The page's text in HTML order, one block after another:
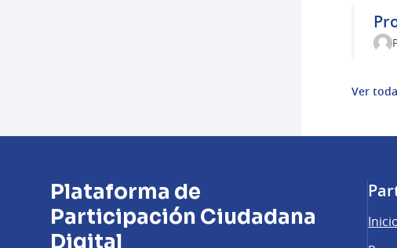
Ver
Plataforma de
Participación Ciudadana
Digital